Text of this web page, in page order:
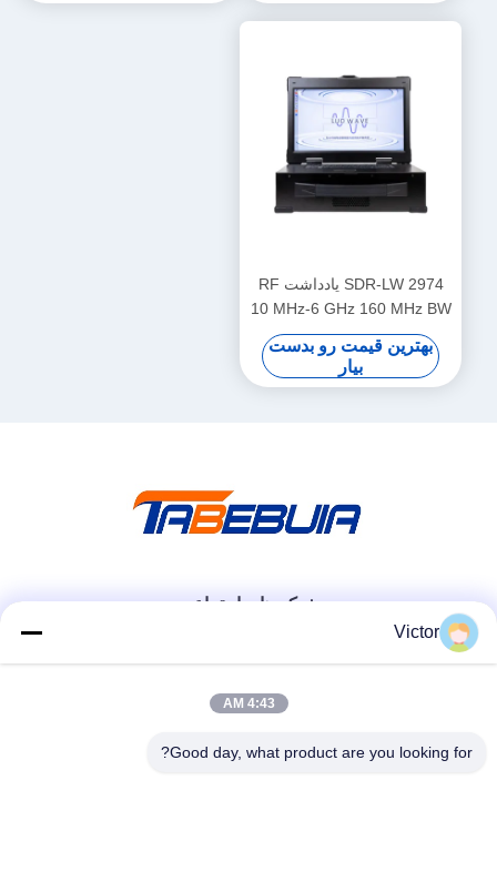
SDR-LW 2974 یادداشت RF
10 MHz-6 GHz 160 MHz BW
هر 2 کانال 4 × USB 3.0، 2 ×
SFP+ 4 × PCIE BUS i7
پردازنده USRP یکپارچه نرم
بهترین قیمت رو بدست
بیار
شبکه های اجتماعی
تماس سریع
تلفن
Victor
4:43 AM
Good day, what product are you looking for?